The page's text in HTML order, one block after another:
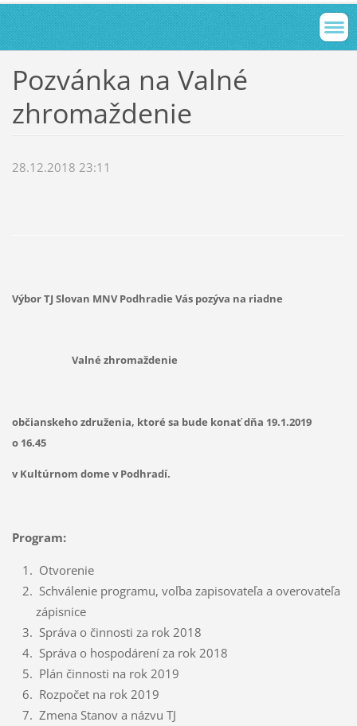
Pozvánka na Valné
zhromaždenie
28.12.2018 23:11
Výbor TJ Slovan MNV Podhradie Vás pozýva na riadne
Valné zhromaždenie
občianskeho združenia, ktoré sa bude konať dňa 19.1.2019
o 16.45
v Kultúrnom dome v Podhradí.
Program:
Otvorenie
Schválenie programu, voľba zapisovateľa a overovateľa
zápisnice
Správa o činnosti za rok 2018
Správa o hospodárení za rok 2018
Plán činnosti na rok 2019
Rozpočet na rok 2019
Zmena Stanov a názvu TJ